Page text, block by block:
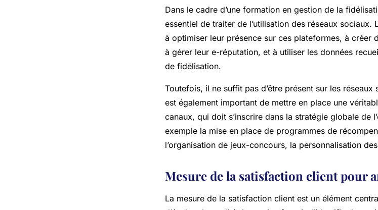
Dans le cadre d’une formation en gestion de la
essentiel de traiter de l’utilisation des réseaux
à optimiser leur présence sur ces plateformes, à créer
à gérer leur e-réputation, et à utiliser les données
de fidélisation.
Toutefois, il ne suffit pas d’être présent sur les
est également important de mettre en place une
canaux, qui doit s’inscrire dans la stratégie globale de
exemple la mise en place de programmes de
l’organisation de jeux-concours, la personnalisation
Mesure de la satisfaction client pour
La mesure de la satisfaction client est un élément